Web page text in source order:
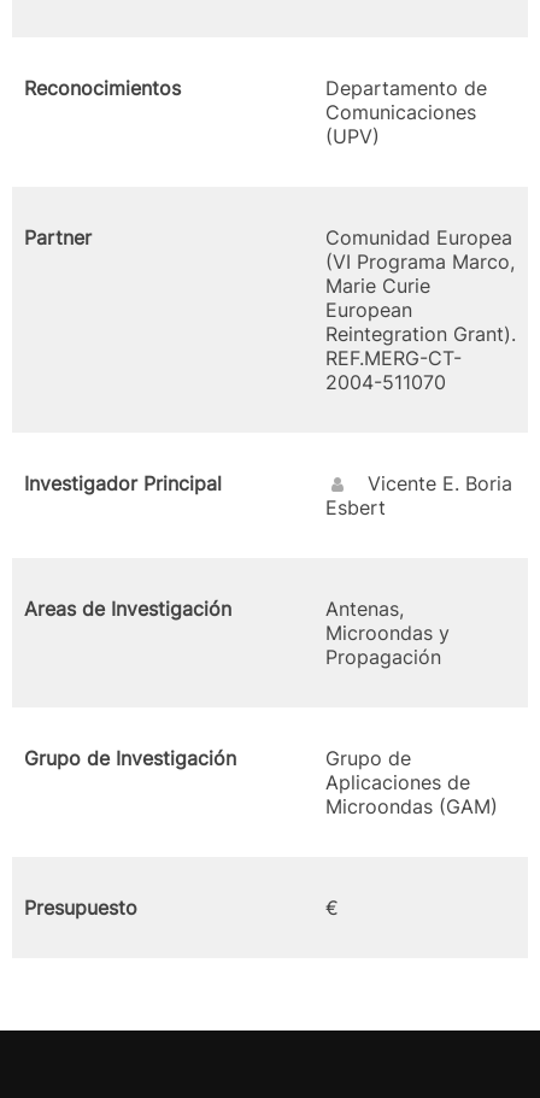
Reconocimientos
Departamento de
Comunicaciones
(UPV)
Partner
Comunidad Europea
(VI Programa Marco,
Marie Curie
European
Reintegration Grant).
REF.MERG-CT-
2004-511070
Investigador Principal
Vicente E. Boria
Esbert
Areas de Investigación
Antenas,
Microondas y
Propagación
Grupo de Investigación
Grupo de
Aplicaciones de
Microondas (GAM)
Presupuesto €